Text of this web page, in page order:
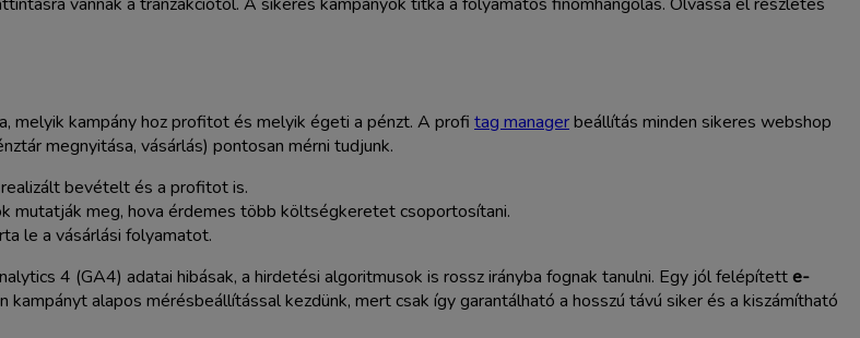
melyik kampány hoz profitot és melyik égeti a pénzt. A profi tag managerbeállítás minden sikeres webshop
megnyitása, vásárlás) pontosan mérni tudjunk.
bevételt és a profitot is.
mutatják meg, hova érdemes több költségkeretet csoportosítani.
le a vásárlási folyamatot.
4 (GA4) adatai hibásak, a hirdetési algoritmusok is rossz irányba fognak tanulni. Egy jól felépítette-
kampányt alapos mérésbeállítással kezdünk, mert csak így garantálható a hosszú távú siker és a kiszámítható